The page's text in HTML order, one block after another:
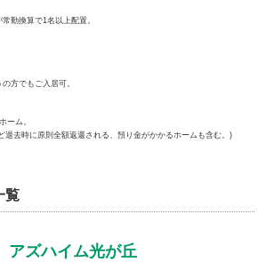
勤換算で1名以上配置。
方でもご入居可。
ーム。
退去時に原則全額返還される、預り金がかかるホームも含む。)
覧
アズハイム光が丘